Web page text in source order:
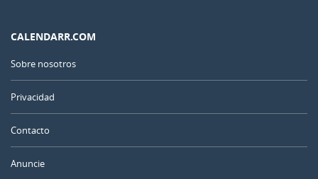
CALENDARR.COM
Sobre nosotros
Privacidad
Contacto
Anuncie